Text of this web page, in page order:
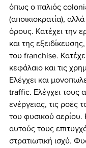
όπως ο παλιός
(αποικιοκρατία),
όρους. Κατέχει την
και της
του franchise.
κεφάλαιο και τις
Ελέγχει και
traffic. Ελέγχει τους
ενέργειας, τις ροές
του φυσικού αερίου.
αυτούς τους
στρατιωτική ισχύ.